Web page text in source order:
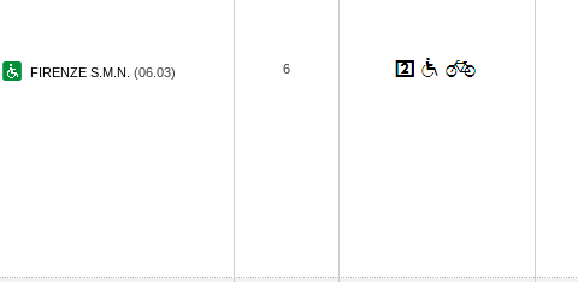
FIRENZE S.M.N. (06.03) 6